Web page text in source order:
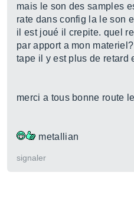
mais le son des samples
rate dans config la le son
il est joué il crepite. quel
par apport a mon
tape il y est plus de retard
merci a tous bonne route
metallian
signaler